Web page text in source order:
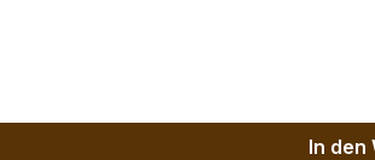
In den